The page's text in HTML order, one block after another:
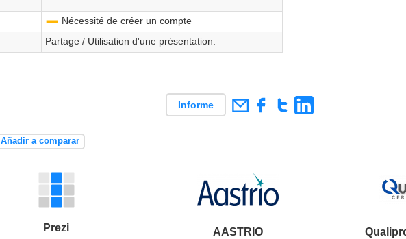
Nécessité de créer un compte
Partage / Utilisation d'une présentation.
Informe
Añadir a comparar
Prezi AASTRIO